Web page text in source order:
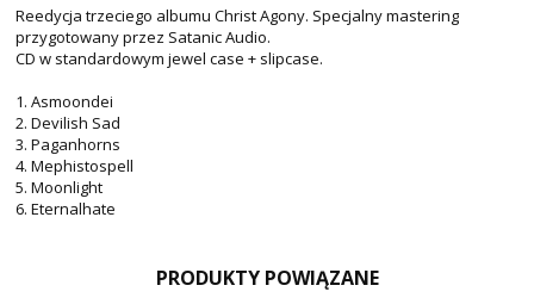
Reedycja trzeciego albumu Christ Agony. Specjalny mastering
przygotowany przez Satanic Audio.
CD w standardowym jewel case + slipcase.
1. Asmoondei
2. Devilish Sad
3. Paganhorns
4. Mephistospell
5. Moonlight
6. Eternalhate
PRODUKTY POWIĄZANE